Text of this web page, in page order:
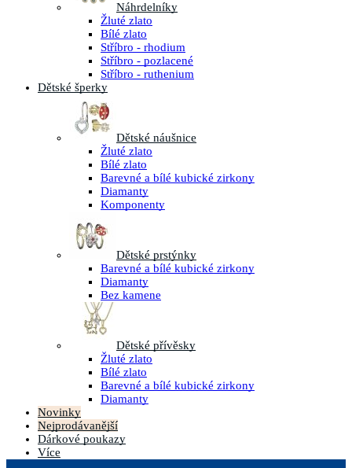
Náhrdelníky
Žluté zlato
Bílé zlato
Stříbro - rhodium
Stříbro - pozlacené
Stříbro - ruthenium
Dětské šperky
Dětské náušnice
Žluté zlato
Bílé zlato
Barevné a bílé kubické zirkony
Diamanty
Komponenty
Dětské prstýnky
Barevné a bílé kubické zirkony
Diamanty
Bez kamene
Dětské přívěsky
Žluté zlato
Bílé zlato
Barevné a bílé kubické zirkony
Diamanty
Novinky
Nejprodávanější
Dárkové poukazy
Více